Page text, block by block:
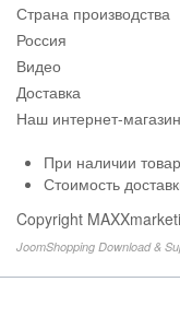
Страна производства
Россия
Видео
Доставка
Наш интернет-
При наличии
Стоимость
Copyright
JoomShopping Download &